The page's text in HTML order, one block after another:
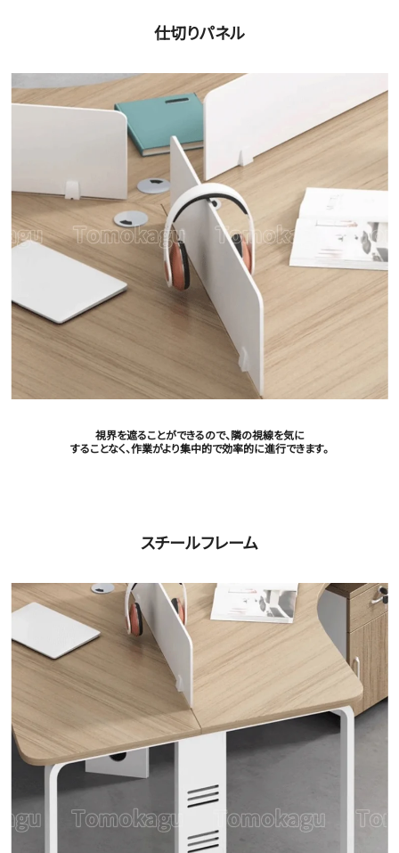
仕切りパネル
視界を遮ることができるので、隣の視線を気に
することなく、作業がより集中的で効率的に進行できます。
スチールフレーム